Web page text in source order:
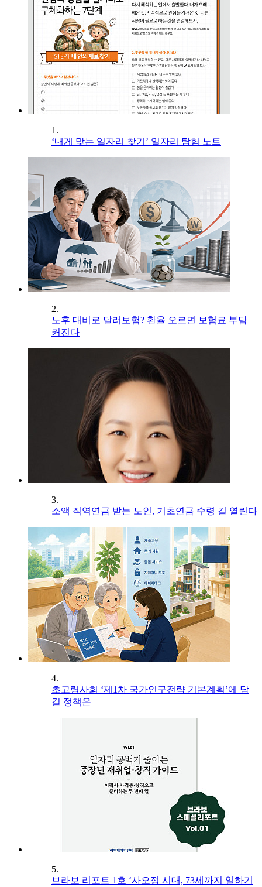
1.
‘내게 맞는 일자리 찾기’ 일자리 탐험 노트
2.
노후 대비로 달러보험? 환율 오르면 보험료 부담
커진다
3.
소액 직역연금 받는 노인, 기초연금 수령 길 열린다
4.
초고령사회 ‘제1차 국가인구전략 기본계획’에 담
길 정책은
5.
브라보 리포트 1호 ‘사오정 시대, 73세까지 일하기